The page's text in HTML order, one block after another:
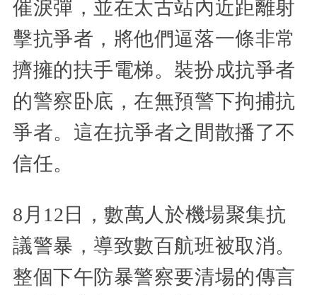
催淚彈，並在太古站內近距離射
擊抗爭者，將他們逼落一條非常
擠擁的扶手電梯。裝扮成抗爭者
的警察卧底，在無預警下拘捕抗
爭者。這在抗爭者之間散播了不
信任。
8月12日，數萬人於機場聚集抗
議警暴，導致數百航班被取消。
整個下午防暴警察要清場的傳言